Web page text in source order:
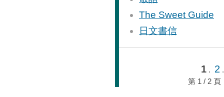
The Sweet Guide
日文書信
1. 2
第 1 / 2